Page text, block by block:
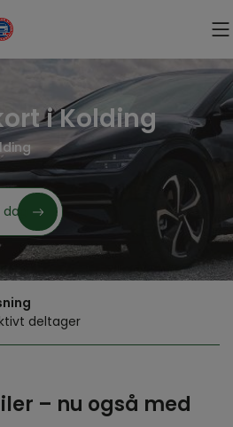
i Kolding
deltager
– nu også med